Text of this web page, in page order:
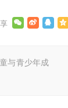
与青少年成